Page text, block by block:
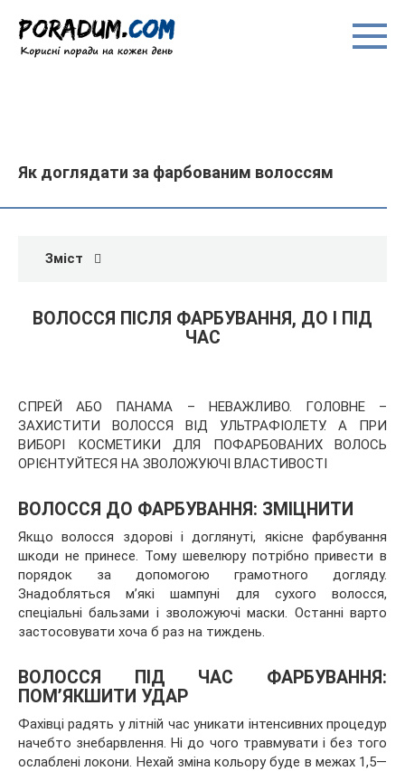
вмісту
Як доглядати за фарбованим волоссям
Зміст
ВОЛОССЯ ПІСЛЯ ФАРБУВАННЯ, ДО І ПІД
ЧАС
СПРЕЙ АБО ПАНАМА – НЕВАЖЛИВО. ГОЛОВНЕ –
ЗАХИСТИТИ ВОЛОССЯ ВІД УЛЬТРАФІОЛЕТУ. А ПРИ
ВИБОРІ КОСМЕТИКИ ДЛЯ ПОФАРБОВАНИХ ВОЛОСЬ
ОРІЄНТУЙТЕСЯ НА ЗВОЛОЖУЮЧІ ВЛАСТИВОСТІ
ВОЛОССЯ ДО ФАРБУВАННЯ: ЗМІЦНИТИ
Якщо волосся здорові ідоглянуті, якісне фарбування
шкоди не принесе. Тому шевелюру потрібно привести в
порядок за допомогою грамотного догляду.
Знадобляться м’які шампуні для сухого волосся,
спеціальні бальзами і зволожуючі маски. Останні варто
застосовувати хоча б раз на тиждень.
ВОЛОССЯ ПІД ЧАС ФАРБУВАННЯ:
ПОМ’ЯКШИТИ УДАР
Фахівці радять у літній час уникати інтенсивних процедур
начебто знебарвлення. Ні до чого травмувати і без того
ослаблені локони. Нехай зміна кольору буде в межах 1,5—